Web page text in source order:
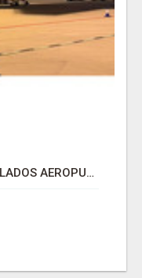
BARCELONA CITY TAXI - TRASLADOS AEROPUERTO BARCELONA